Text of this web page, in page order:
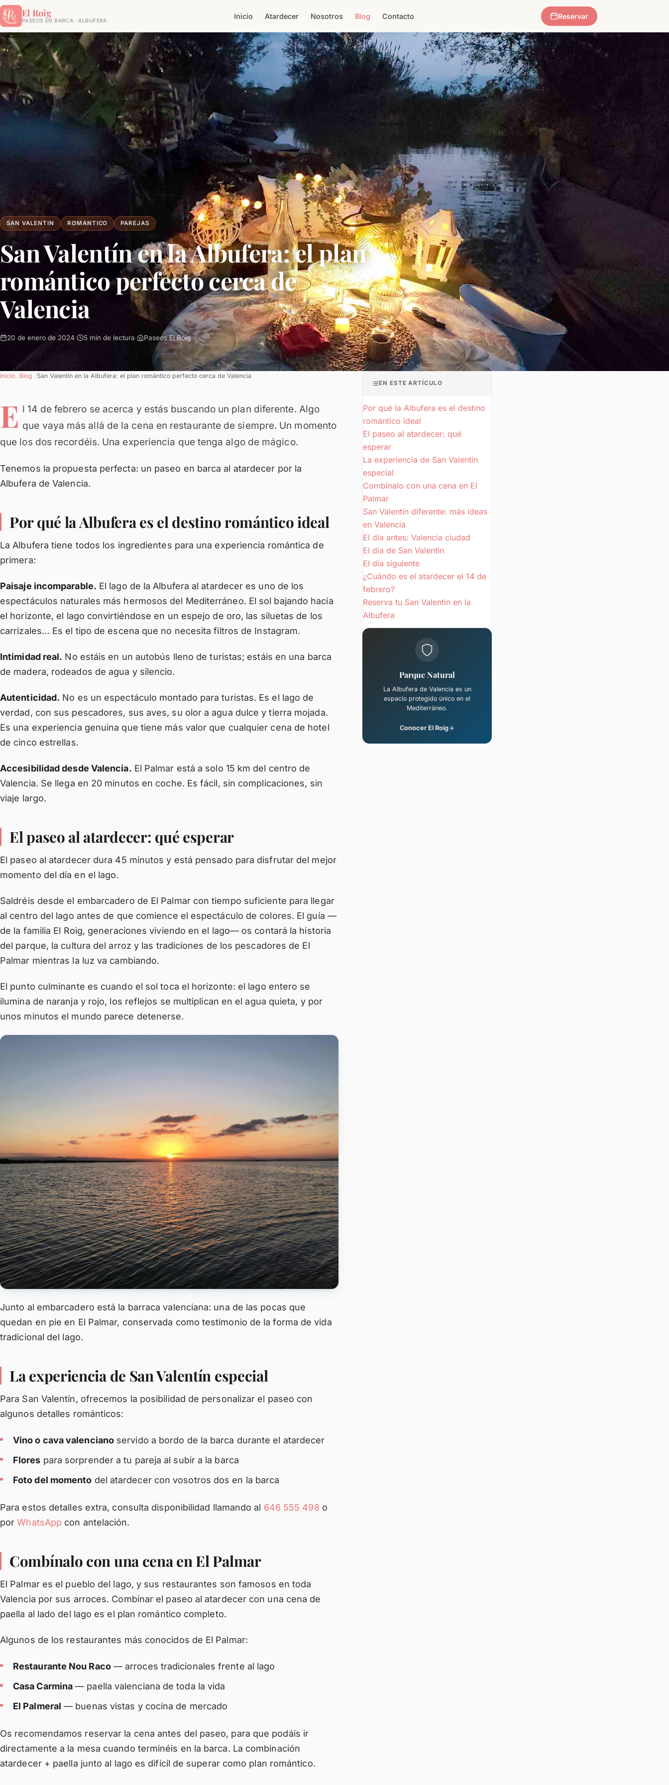
El Roig
PASEOS EN BARCA · ALBUFERA Inicio Atardecer Nosotros Blog Contacto Reservar
SAN VALENTIN ROMANTICO PAREJAS
San Valentín en la Albufera: el plan
romántico perfecto cerca de
Valencia
20 de enero de 2024· 5 min de lectura· Paseos El Roig
Inicio Blog San Valentín en la Albufera: el plan romántico perfecto cerca de Valencia
E l 14 de febrero se acerca y estás buscando un plan diferente. Algo
que vaya más allá de la cena en restaurante de siempre. Un momento
que los dos recordéis. Una experiencia que tenga algo de mágico.
Tenemos la propuesta perfecta: un paseo en barca al atardecer por la
Albufera de Valencia.
Por qué la Albufera es el destino romántico ideal
La Albufera tiene todos los ingredientes para una experiencia romántica de
primera:
Paisaje incomparable. El lago de la Albufera al atardecer es uno de los
espectáculos naturales más hermosos del Mediterráneo. El sol bajando hacia
el horizonte, el lago convirtiéndose en un espejo de oro, las siluetas de los
carrizales… Es el tipo de escena que no necesita filtros de Instagram.
Intimidad real. No estáis en un autobús lleno de turistas; estáis en una barca
de madera, rodeados de agua y silencio.
Autenticidad. No es un espectáculo montado para turistas. Es el lago de
verdad, con sus pescadores, sus aves, su olor a agua dulce y tierra mojada.
Es una experiencia genuina que tiene más valor que cualquier cena de hotel
de cinco estrellas.
Accesibilidad desde Valencia. El Palmar está a solo 15 km del centro de
Valencia. Se llega en 20 minutos en coche. Es fácil, sin complicaciones, sin
viaje largo.
El paseo al atardecer: qué esperar
El paseo al atardecer dura 45 minutos y está pensado para disfrutar del mejor
momento del día en el lago.
Saldréis desde el embarcadero de El Palmar con tiempo suficiente para llegar
al centro del lago antes de que comience el espectáculo de colores. El guía —
de la familia El Roig, generaciones viviendo en el lago— os contará la historia
del parque, la cultura del arroz y las tradiciones de los pescadores de El
Palmar mientras la luz va cambiando.
El punto culminante es cuando el sol toca el horizonte: el lago entero se
ilumina de naranja y rojo, los reflejos se multiplican en el agua quieta, y por
unos minutos el mundo parece detenerse.
Junto al embarcadero está la barraca valenciana: una de las pocas que
quedan en pie en El Palmar, conservada como testimonio de la forma de vida
tradicional del lago.
La experiencia de San Valentín especial
Para San Valentín, ofrecemos la posibilidad de personalizar el paseo con
algunos detalles románticos:
Vino o cava valencianoservido a bordo de la barca durante el atardecer
Flores para sorprender a tu pareja al subir a la barca
Foto del momento del atardecer con vosotros dos en la barca
Para estos detalles extra, consulta disponibilidad llamando al 646 555 498 o
porWhatsApp con antelación.
Combínalo con una cena en El Palmar
El Palmar es el pueblo del lago, y sus restaurantes son famosos en toda
Valencia por sus arroces. Combinar el paseo al atardecer con una cena de
paella al lado del lago es el plan romántico completo.
Algunos de los restaurantes más conocidos de El Palmar:
Restaurante Nou Raco— arroces tradicionales frente al lago
Casa Carmina — paella valenciana de toda la vida
El Palmeral — buenas vistas y cocina de mercado
Os recomendamos reservar la cena antes del paseo, para que podáis ir
directamente a la mesa cuando terminéis en la barca. La combinación
atardecer + paella junto al lago es difícil de superar como plan romántico.
EN ESTE ARTÍCULO
Por qué la Albufera es el destino
romántico ideal
El paseo al atardecer: qué
esperar
La experiencia de San Valentín
especial
Combínalo con una cena en El
Palmar
San Valentín diferente: más ideas
en Valencia
El día antes: Valencia ciudad
El día de San Valentín
El día siguiente
¿Cuándo es el atardecer el 14 de
febrero?
Reserva tu San Valentín en la
Albufera
Parque Natural
La Albufera de Valencia es un
espacio protegido único en el
Mediterráneo.
Conocer El Roig